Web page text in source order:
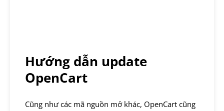
Hướng dẫn update
OpenCart
Cũng như các mã nguồn mở khác, OpenCart cũng